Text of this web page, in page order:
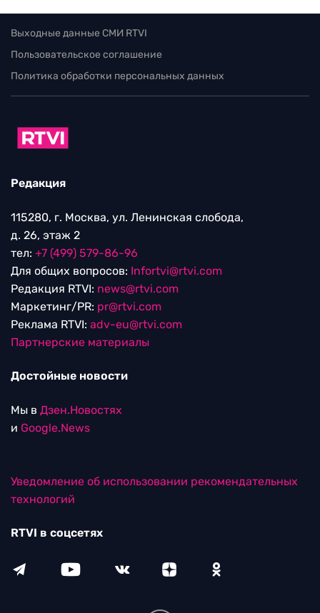
Выходные данные СМИ RTVI
Пользовательское соглашение
Политика обработки персональных данных
Редакция
115280, г. Москва, ул. Ленинская слобода,
д. 26, этаж 2
тел: +7 (499) 579-86-96
Для общих вопросов: Infortvi@rtvi.com
Редакция RTVI: news@rtvi.com
Маркетинг/PR: pr@rtvi.com
Реклама RTVI: adv-eu@rtvi.com
Партнерские материалы
Достойные новости
Мы в Дзен.Новостях
и Google.News
Уведомление об использовании рекомендательных
технологий
RTVI в соцсетях